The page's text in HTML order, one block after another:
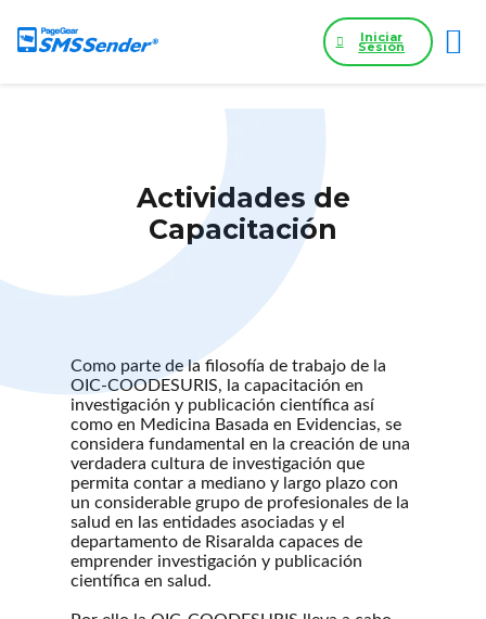
Iniciar
Sesión
Actividades de
Capacitación
Como parte de la filosofía de trabajo de la
OIC-COODESURIS, la capacitación en
investigación y publicación científica así
como en Medicina Basada en Evidencias, se
considera fundamental en la creación de una
verdadera cultura de investigación que
permita contar a mediano y largo plazo con
un considerable grupo de profesionales de la
salud en las entidades asociadas y el
departamento de Risaralda capaces de
emprender investigación y publicación
científica en salud.